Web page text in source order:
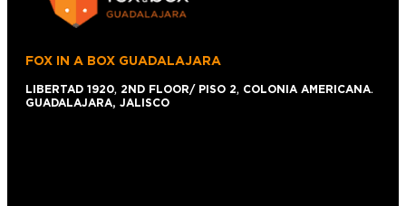
FOX IN A BOX GUADALAJARA
LIBERTAD 1920, 2ND FLOOR/ PISO 2, COLONIA AMERICANA.
GUADALAJARA, JALISCO